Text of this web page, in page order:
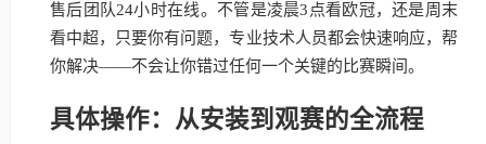
售后团队24小时在线。不管是凌晨3点看欧冠，还是周末
看中超，只要你有问题，专业技术人员都会快速响应，帮
你解决——不会让你错过任何一个关键的比赛瞬间。
具体操作：从安装到观赛的全流程